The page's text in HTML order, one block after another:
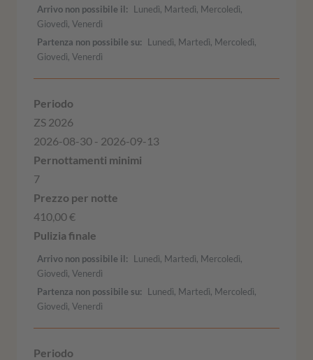
Arrivo non possibile il
Lunedì, Martedì, Mercoledì,
Giovedì, Venerdì
Partenza non possibile su
Lunedì, Martedì, Mercoledì,
Giovedì, Venerdì
ZS 2026
2026-08-30 - 2026-09-13
7
410,00 €
Arrivo non possibile il
Lunedì, Martedì, Mercoledì,
Giovedì, Venerdì
Partenza non possibile su
Lunedì, Martedì, Mercoledì,
Giovedì, Venerdì